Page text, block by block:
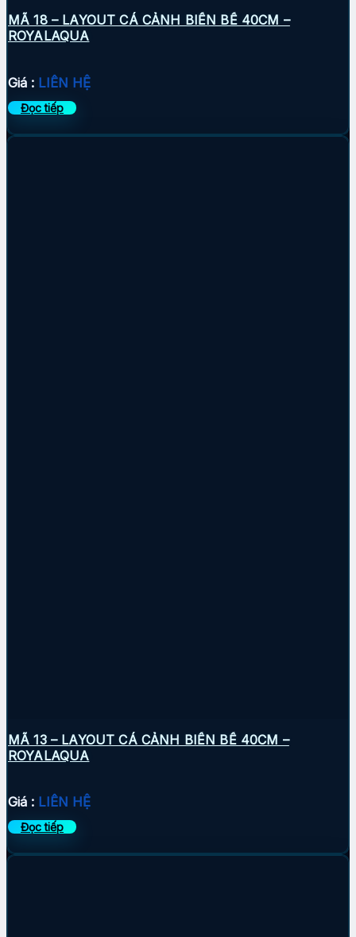
MÃ 18 – LAYOUT CÁ CẢNH BIỂN BỂ 40CM –
ROYALAQUA
Giá : LIÊN HỆ
Đọc tiếp
MÃ 13 – LAYOUT CÁ CẢNH BIỂN BỂ 40CM –
ROYALAQUA
Giá : LIÊN HỆ
Đọc tiếp